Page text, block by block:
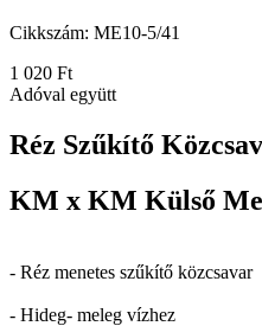
Cikkszám: ME10-5/41
1 020 Ft
Adóval együtt
Réz Szűkítő
KM x KM Külső
- Réz menetes szűkítő közcsavar
- Hideg- meleg vízhez